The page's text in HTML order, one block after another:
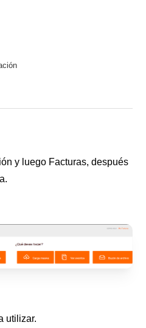
y luego Facturas, después
utilizar.